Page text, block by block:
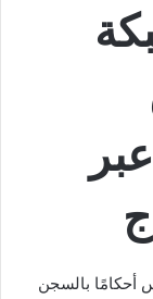
أحكامًا بالسجن